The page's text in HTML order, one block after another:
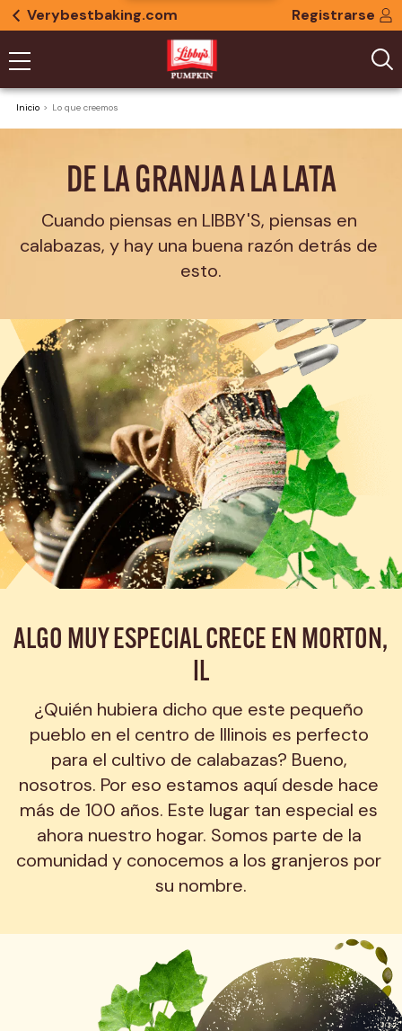
Verybestbaking.com Registrarse
Inicio Lo que creemos
DE LA GRANJA A LA LATA
Cuando piensas en LIBBY'S, piensas en
calabazas, y hay una buena razón detrás de
esto.
ALGO MUY ESPECIAL CRECE EN MORTON,
IL
¿Quién hubiera dicho que este pequeño
pueblo en el centro de Illinois es perfecto
para el cultivo de calabazas? Bueno,
nosotros. Por eso estamos aquí desde hace
más de 100 años. Este lugar tan especial es
ahora nuestro hogar. Somos parte de la
comunidad y conocemos a los granjeros por
su nombre.